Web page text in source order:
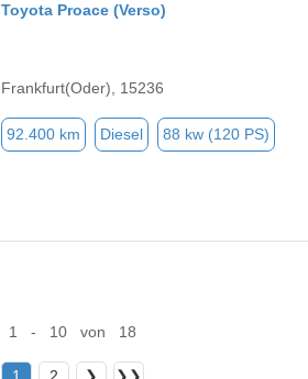
Toyota Proace (Verso)
Frankfurt(Oder), 15236
92.400 km Diesel 88 kw (120 PS)
1 - 10 von 18